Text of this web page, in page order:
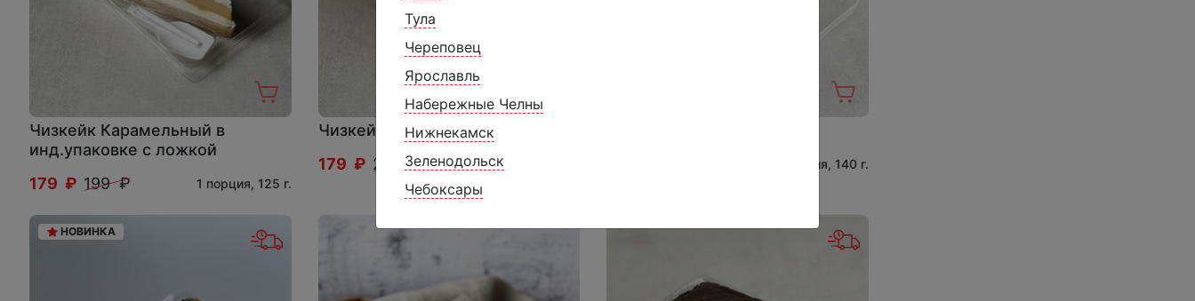
Тула
Череповец
Ярославль
Набережные Челны
Нижнекамск
Зеленодольск
Чебоксары
Чизкейк Карамельный в
инд.упаковке с ложкой
179 ₽ 199 ₽ 1 порция, 125 г.
Чизкейк "С клубникой" 1 порция
179 ₽ 249 ₽ 1 порция, 145 г. 1 порция, 140 г.
НОВИНКА